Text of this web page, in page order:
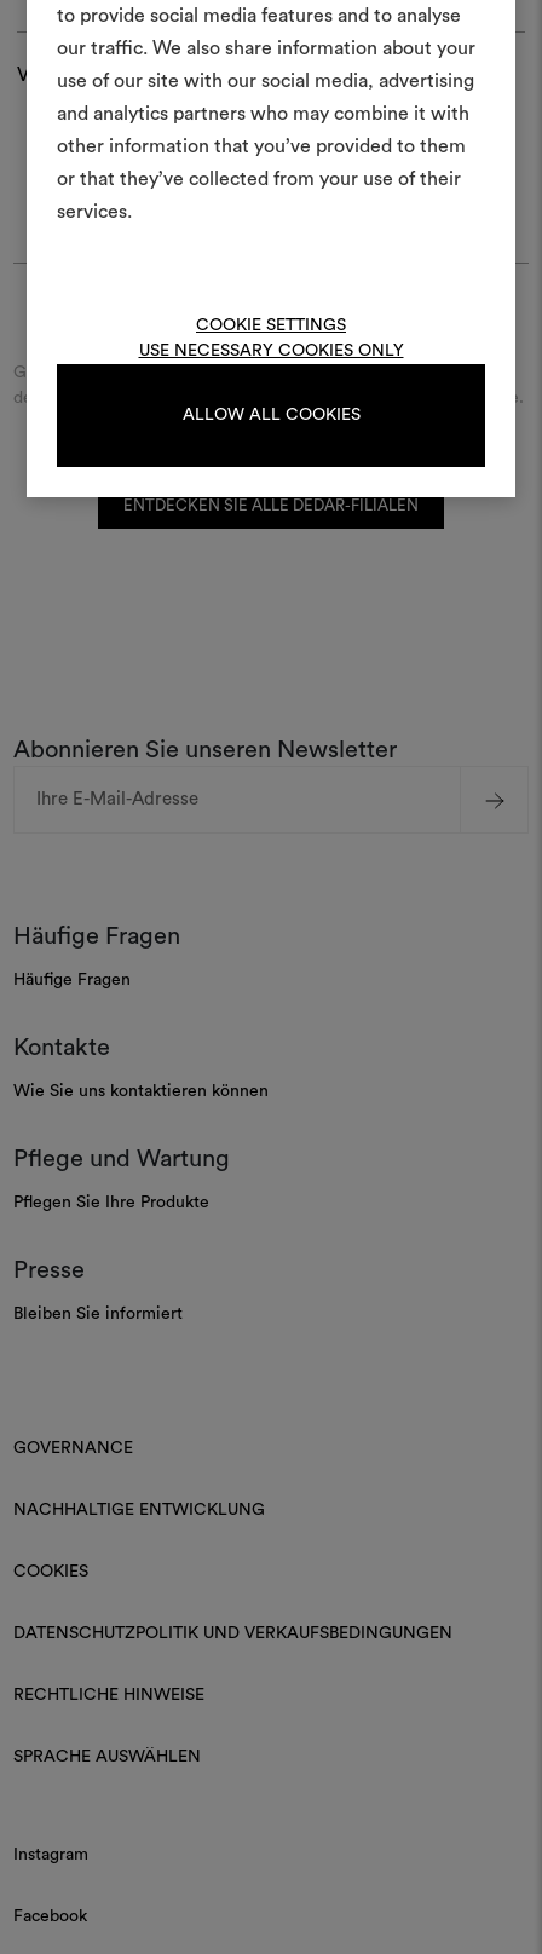
to provide social media features and to analyse
our traffic. We also share information about your
use of our site with our social media, advertising
and analytics partners who may combine it with
other information that you’ve provided to them
or that they’ve collected from your use of their
services.
COOKIE SETTINGS
USE NECESSARY COOKIES ONLY
ALLOW ALL COOKIES
Versand und Rücksendungen
Finde Dedar
Geben Sie den Namen der Straße/des Platzes beziehungsweise
der Stadt ein und entdecken Sie den Dedar-Händler in Ihrer Nähe.
ENTDECKEN SIE ALLE DEDAR-FILIALEN
Abonnieren Sie unseren Newsletter
Mail-
Häufige Fragen
Häufige Fragen
Kontakte
Wie Sie uns kontaktieren können
Pflege und Wartung
Pflegen Sie Ihre Produkte
Presse
Bleiben Sie informiert
GOVERNANCE
NACHHALTIGE ENTWICKLUNG
COOKIES
DATENSCHUTZPOLITIK UND VERKAUFSBEDINGUNGEN
RECHTLICHE HINWEISE
SPRACHE AUSWÄHLEN
Instagram
Facebook
Ein
erstellen
Ein interaktives Tool, mit
Ideen zum Leben
anderen teilen können,
REGISTRIEREN